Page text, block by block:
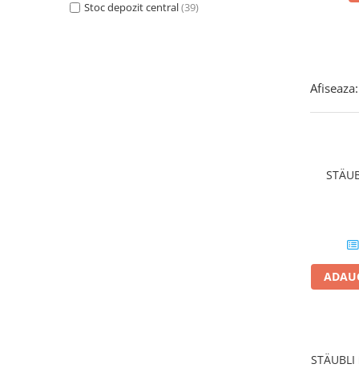
Stoc depozit central(39)
Afiseaza: